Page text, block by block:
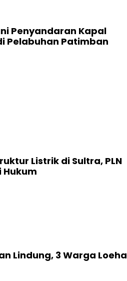
Penyandaran Kapal
di Pelabuhan Patimban
Listrik di Sultra, PLN
Hukum
Lindung, 3 Warga Loeha